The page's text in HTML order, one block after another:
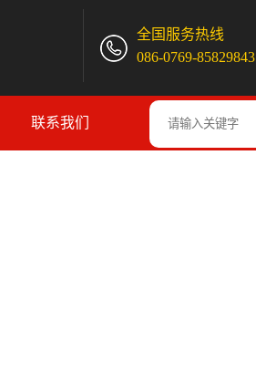
全国服务热线
086-0769-85829843
联系我们